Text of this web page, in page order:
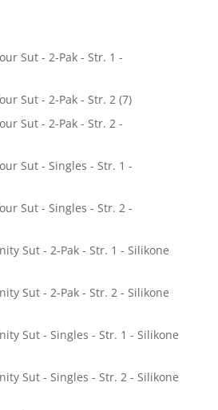
Sut - 2-Pak - Str. 1 -
Sut - 2-Pak - Str. 2 (7)
Sut - 2-Pak - Str. 2 -
Sut - Singles - Str. 1 -
Sut - Singles - Str. 2 -
Sut - 2-Pak - Str. 1 - Silikone
Sut - 2-Pak - Str. 2 - Silikone
Sut - Singles - Str. 1 - Silikone
Sut - Singles - Str. 2 - Silikone